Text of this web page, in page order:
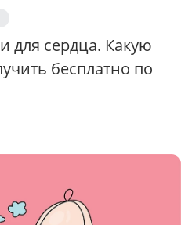
для сердца. Какую
бесплатно по